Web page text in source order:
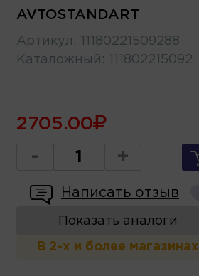
AVTOSTANDART
Артикул :
11180221509288
Каталожный : 111802215092
2705.00
- +
Написать отзыв
Показать аналоги
В 2-х и более магазинах